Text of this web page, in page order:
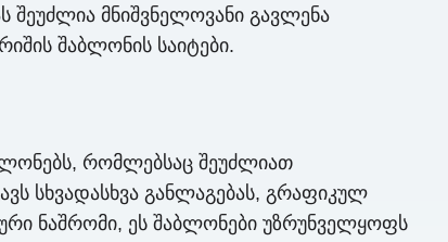
შეუძლია მნიშვნელოვანი გავლენა
შაბლონის საიტები.
რომლებსაც შეუძლიათ
სხვადასხვა განლაგებას, გრაფიკულ
ნაშრომი, ეს შაბლონები უზრუნველყოფს